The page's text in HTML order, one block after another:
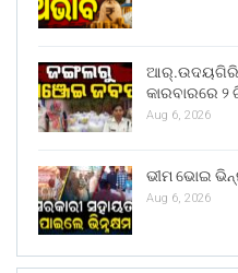
ଆର୍.ଉଦୟଗିରି
କାରବାରରେ
Aug 6, 2026
ଭୀମ ଭୋଇ
Aug 6, 2026